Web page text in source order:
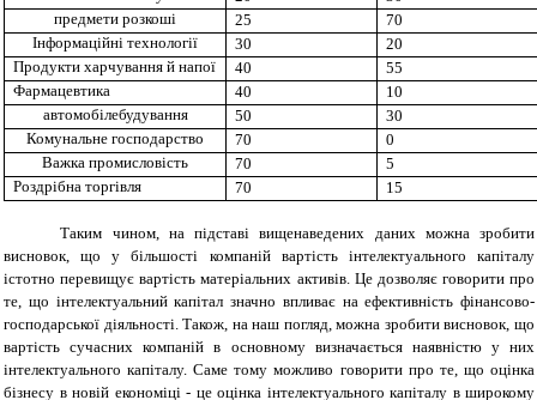
предмети розкоші
25
70
Інформаційні технології
30
20
Продукти харчування й напої
40
55
Фармацевтика
40
10
автомобілебудування
50
30
Комунальне господарство
70
0
Важка промисловість
70
5
Роздрібна торгівля
70 15
Таким чином, на підставі вищенаведених даних можна зробити
висновок, що у більшості компаній вартість інтелектуального капіталу
істотно перевищує вартість матеріальних активів. Це дозволяє говорити про
те, що інтелектуальний капітал значно впливає на ефективність фінансово-
господарської діяльності. Також, на наш погляд, можна зробити висновок, що
вартість сучасних компаній в основному визначається наявністю у них
інтелектуального капіталу. Саме тому можливо говорити про те, що оцінка
бізнесу в новій економіці - це оцінка інтелектуального капіталу в широкому